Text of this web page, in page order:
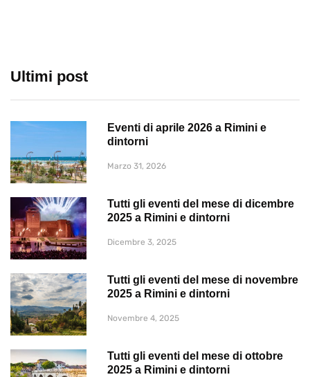
Ultimi post
Eventi di aprile 2026 a Rimini e
dintorni
Marzo 31, 2026
Tutti gli eventi del mese di dicembre
2025 a Rimini e dintorni
Dicembre 3, 2025
Tutti gli eventi del mese di novembre
2025 a Rimini e dintorni
Novembre 4, 2025
Tutti gli eventi del mese di ottobre
2025 a Rimini e dintorni